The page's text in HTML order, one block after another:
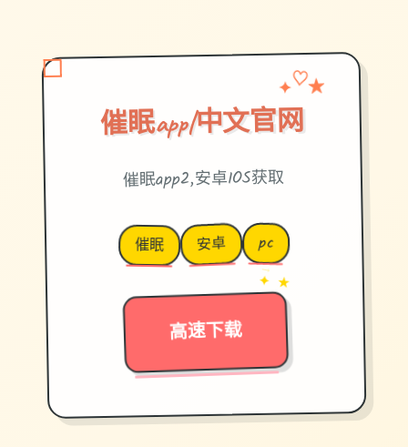
催眠app|中文官网
✦ ♡★
催眠app2,安卓IOS获取
催眠 安卓 pc
高速下载
→
✦ ★